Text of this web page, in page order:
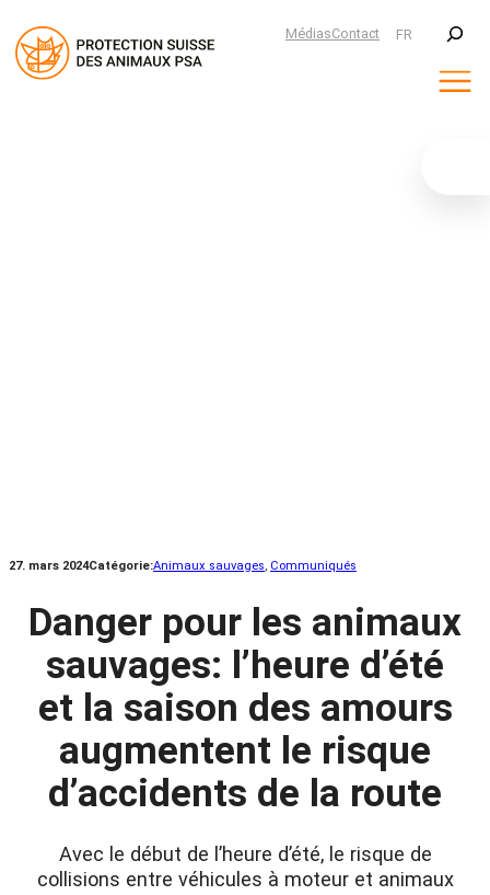
MédiasContact FR
Suchen
27. mars 2024Catégorie:Animaux sauvages, Communiqués
Danger pour les animaux
sauvages: l’heure d’été
et la saison des amours
augmentent le risque
d’accidents de la route
Avec le début de l’heure d’été, le risque de
collisions entre véhicules à moteur et animaux